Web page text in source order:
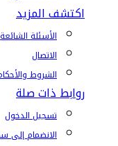
اكتشف المزيد
الأسئلة الشائعة
الاتصال
الشروط
روابط ذات صلة
تسجيل الدخول
الانضمام إلى